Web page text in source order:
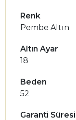
Renk
Pembe Altın
Altın Ayar
18
Beden
52
Garanti Süresi